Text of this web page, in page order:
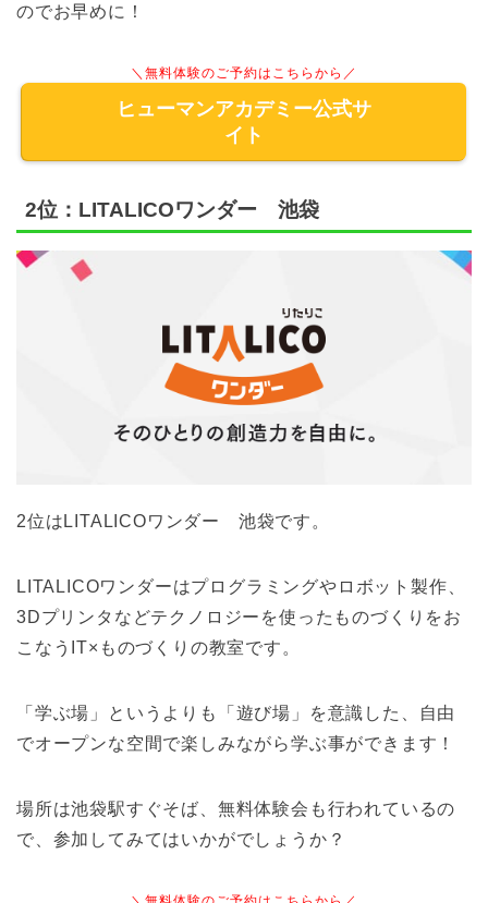
のでお早めに！
＼無料体験のご予約はこちらから／
ヒューマンアカデミー公式サ
イト
2位：LITALICOワンダー 池袋
2位はLITALICOワンダー 池袋です。
LITALICOワンダーはプログラミングやロボット製作、
3Dプリンタなどテクノロジーを使ったものづくりをお
こなうIT×ものづくりの教室です。
「学ぶ場」というよりも「遊び場」を意識した、自由
でオープンな空間で楽しみながら学ぶ事ができます！
場所は池袋駅すぐそば、無料体験会も行われているの
で、参加してみてはいかがでしょうか？